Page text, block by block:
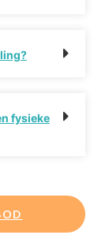
fysieke